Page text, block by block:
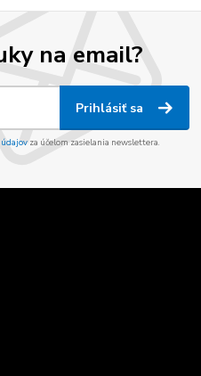
na email?
Prihlásiť sa
za účelom zasielania newslettera.